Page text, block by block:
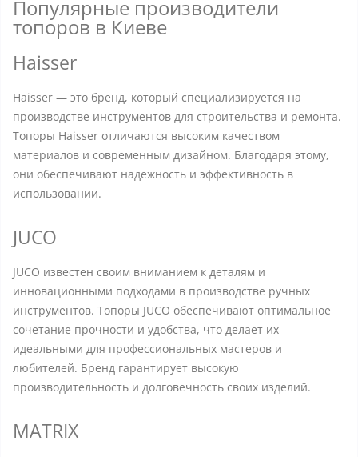
Популярные производители
топоров в Киеве
Haisser
Haisser — это бренд, который специализируется на
производстве инструментов для строительства и ремонта.
Топоры Haisser отличаются высоким качеством
материалов и современным дизайном. Благодаря этому,
они обеспечивают надежность и эффективность в
использовании.
JUCO
JUCO известен своим вниманием к деталям и
инновационными подходами в производстве ручных
инструментов. Топоры JUCO обеспечивают оптимальное
сочетание прочности и удобства, что делает их
идеальными для профессиональных мастеров и
любителей. Бренд гарантирует высокую
производительность и долговечность своих изделий.
MATRIX